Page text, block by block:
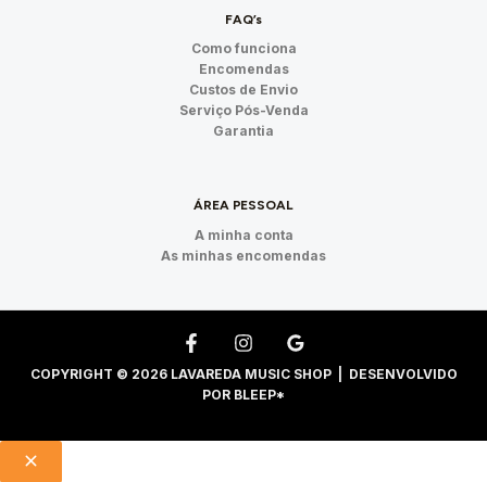
FAQ’s
Como funciona
Encomendas
Custos de Envio
Serviço Pós-Venda
Garantia
ÁREA PESSOAL
A minha conta
As minhas encomendas
COPYRIGHT © 2026 LAVAREDA MUSIC SHOP | DESENVOLVIDO
POR BLEEP*